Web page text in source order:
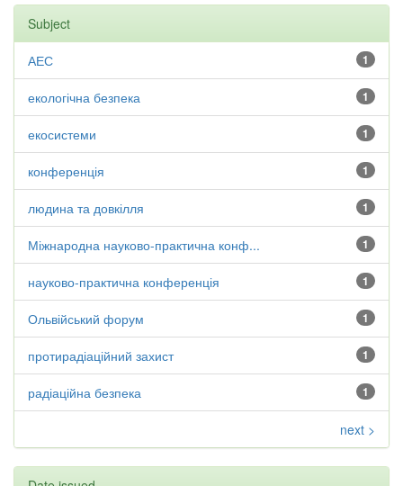
Subject
1
АЕС
1
екологічна безпека
1
екосистеми
1
конференція
1
людина та довкілля
1
Міжнародна науково-практична конф...
1
науково-практична конференція
1
Ольвійський форум
1
протирадіаційний захист
1
радіаційна безпека
next >